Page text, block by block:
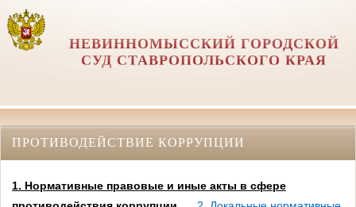
НЕВИННОМЫССКИЙ ГОРОДСКОЙ
СУД СТАВРОПОЛЬСКОГО КРАЯ
ПРОТИВОДЕЙСТВИЕ КОРРУПЦИИ
1. Нормативные правовые и иные акты в сфере